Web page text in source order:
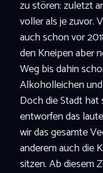
zu stören: zuletzt
voller als je zuvor.
auch schon vor
den Kneipen aber
Weg bis dahin
Alkoholleichen
Doch die Stadt
entworfen das
wir das gesamte
anderem auch die
sitzen. Ab diesem